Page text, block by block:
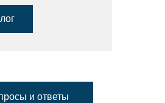
и ответы